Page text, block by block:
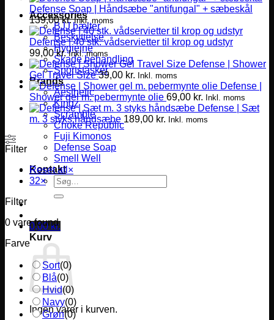
Accessories
BJJ bælter
Beskyttelse
Hygiejne
Skade behandling
Sportstasker
Brands
Aesthetic
Kingz
Scramble
Choke Republic
Fuji Kimonos
Defense Soap
Smell Well
Kontakt
Søg
efter:
0,00 kr.
Kurv
Ingen varer i kurven.
Defense Soap | Håndsæbe "antifungal" + sæbeskål
139,00kr. Inkl. moms
Defense | 40 stk. vådservietter til krop og udstyr
99,00kr. Inkl. moms
Defense | Shower
Gel Travel Size 39,00 kr. Inkl. moms
Defense |
Shower gel m. pebermynte olie 69,00 kr. Inkl. moms
Defense | Sæt
m. 3 styks håndsæbe 189,00 kr. Inkl. moms
Filter
Reset all ×
32×
Filter
0 vare found
Farve
Sort(0)
Blå(0)
Hvid(0)
Navy(0)
Grøn(0)